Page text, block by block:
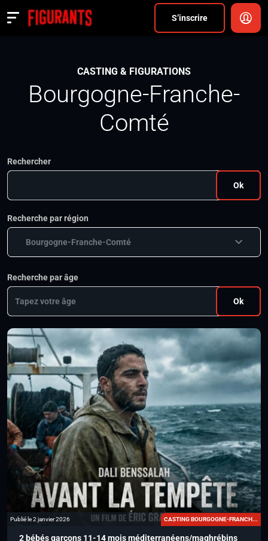
S’inscrire
Actualités
ANNONCER
CASTING & FIGURATIONS
Bourgogne-Franche-
Comté
Rechercher
Ok
Recherche par région
Bourgogne-Franche-Comté
Recherche par âge
Ok
Publié le 2 janvier 2026 CASTING BOURGOGNE-FRANCH...
2 bébés garçons 11-14 mois méditerranéens/maghrébins